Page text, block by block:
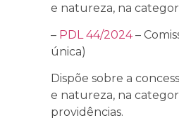
e natureza, na
– PDL 44/2024–
única)
Dispõe sobre a
e natureza, na
providências.